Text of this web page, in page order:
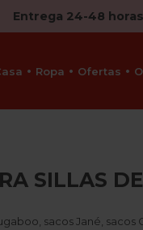
Entrega 24-48
Ropa Ofertas
SILLAS
sacos Jané sacos